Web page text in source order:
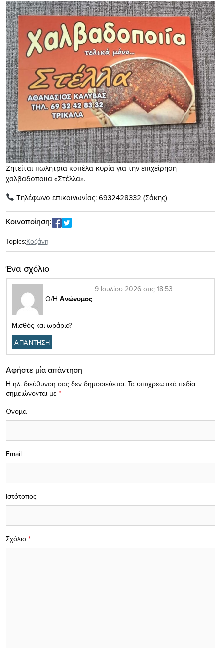
Ζητείται πωλήτρια κοπέλα-κυρία για την επιχείρηση
χαλβαδοποιια «Στέλλα».
Τηλέφωνο επικοινωνίας: 6932428332 (Σάκης)
Κοινοποίηση:
Topics:Κοζάνη
Ένα σχόλιο
Ο/Η Ανώνυμος
9 Ιουλίου 2026 στις 18:53
Μισθός και ωράριο?
ΑΠΑΝΤΗΣΗ
Αφήστε μία απάντηση
Η ηλ. διεύθυνση σας δεν δημοσιεύεται. Τα υποχρεωτικά πεδία
σημειώνονται με *
Σχόλιο *
Όνομα
Email
Ιστότοπος